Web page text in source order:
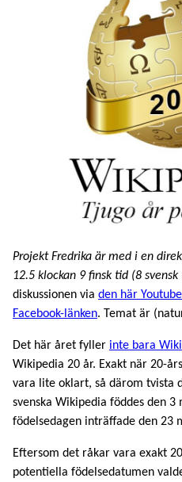
Projekt Fredrika är med i en
12.5 klockan 9 finsk tid (8 svensk
diskussionen via den här
Facebook-länken. Temat är
Det här året fyller inte bara
Wikipedia 20 år. Exakt när 20-
vara lite oklart, så därom tvista
svenska Wikipedia föddes den
födelsedagen inträffade den 23
Eftersom det råkar vara exakt
potentiella födelsedatumen